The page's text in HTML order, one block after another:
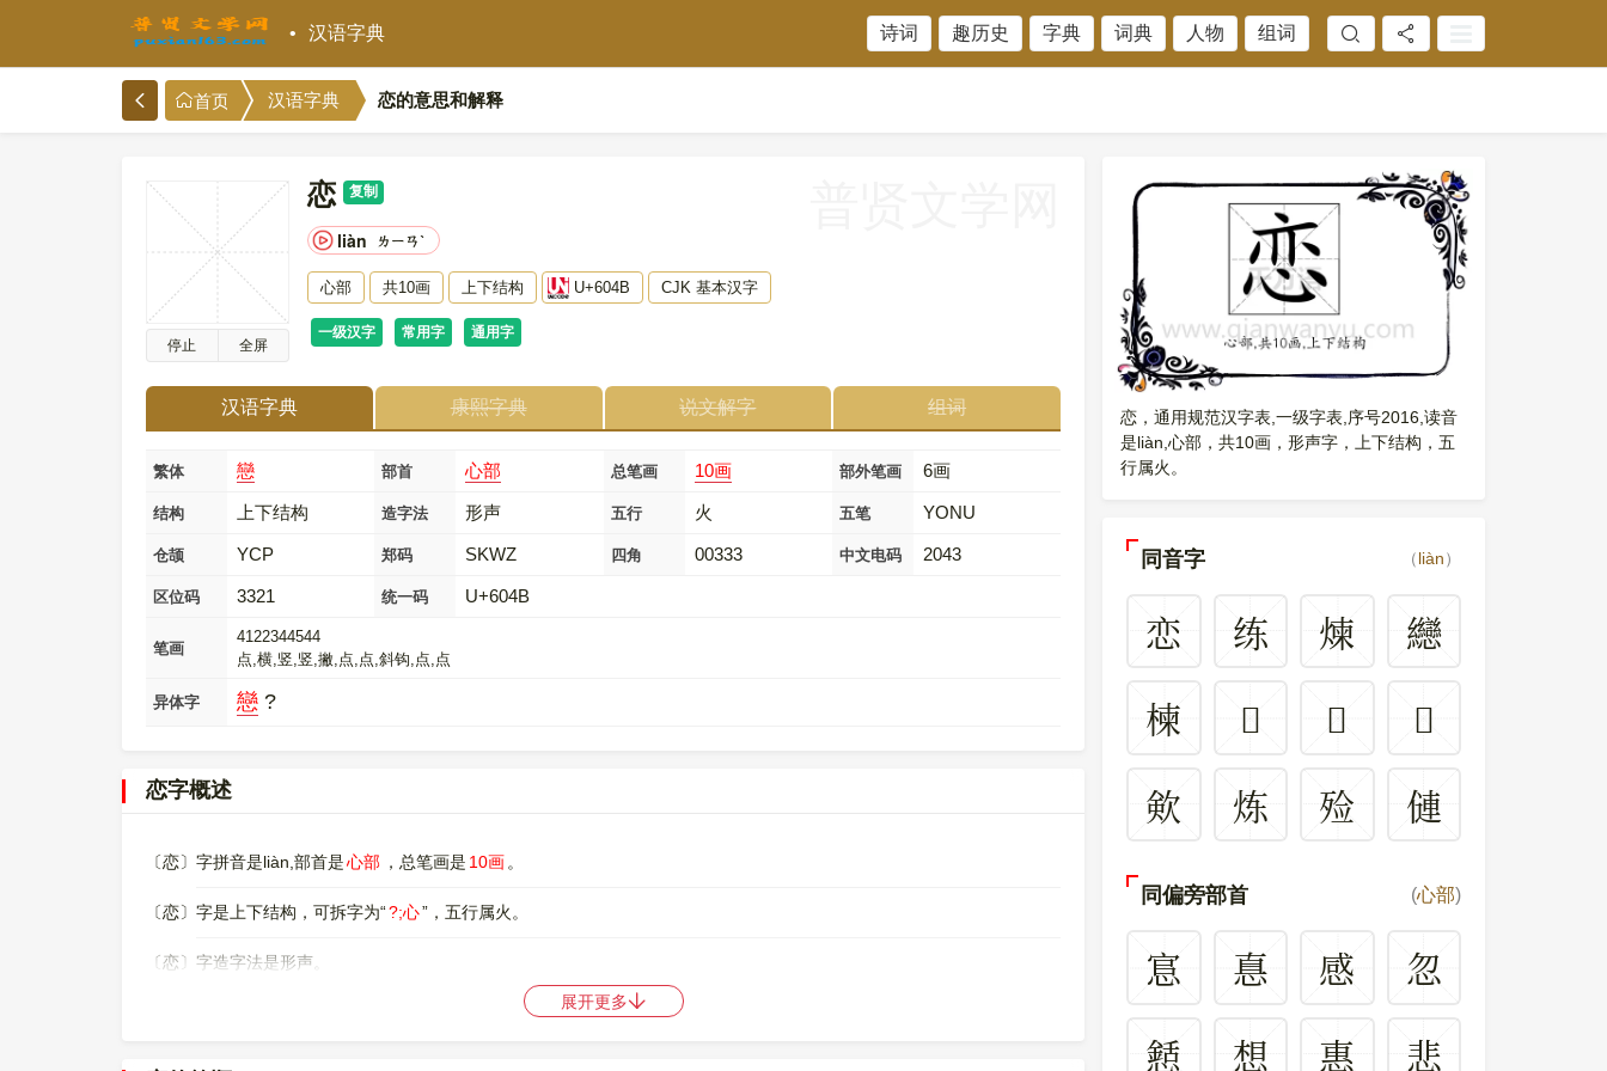
汉语字典 诗词 趣历史 字典 词典 人物 组词
首页 汉语字典 恋的意思和解释
停止 全屏
恋 复制
liàn ㄌㄧㄢˋ
心部 共10画 上下结构 U+604B CJK 基本汉字
一级汉字 常用字 通用字
汉语字典 康熙字典 说文解字 组词
繁体 戀 部首 心部 总笔画 10画 部外笔画 6画
结构 上下结构 造字法 形声 五行 火 五笔 YONU
仓颉 YCP 郑码 SKWZ 四角 00333 中文电码 2043
区位码 3321 统一码 U+604B
笔画
4122344544
点,横,竖,竖,撇,点,点,斜钩,点,点
异体字 戀 ?
恋字概述
〔恋〕字拼音是liàn,部首是心部 ，总笔画是 10画 。
〔恋〕字是上下结构，可拆字为“?;心”，五行属火。
〔恋〕字造字法是形声。
，四角号码是00333，郑码是SKWZ
展开更多
恋，通用规范汉字表,一级字表,序号2016,读音
是liàn,心部，共10画，形声字，上下结构，五
行属火。
同音字 （liàn）
恋 练 煉
纞
楝
𦣸 𧸘
𧐖
㰸
炼 殓 僆
同偏旁部首 (心部)
悹 惪 感
忽
懖
想 惠
悲